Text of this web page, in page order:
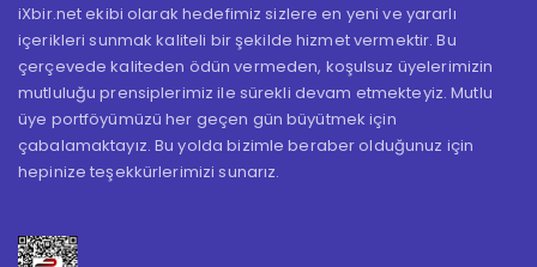
iXbir.net ekibi olarak hedefimiz sizlere en yeni ve yararlı
içerikleri sunmak kaliteli bir şekilde hizmet vermektir. Bu
çerçevede kaliteden ödün vermeden, koşulsuz üyelerimizin
mutluluğu prensiplerimiz ile sürekli devam etmekteyiz. Mutlu
üye portföyümüzü her geçen gün büyütmek için
çabalamaktayız. Bu yolda bizimle beraber olduğunuz için
hepinize teşekkürlerimizi sunarız.